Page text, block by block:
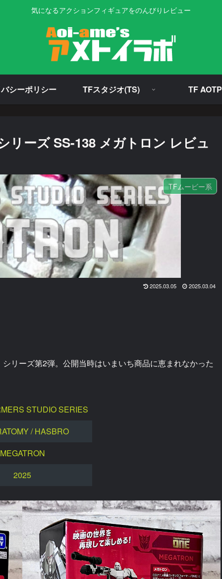
気になるアクションフィギュアをのんびりレビュー
シーポリシー TFスタジオ(TS) TF AOTP
リーズ SS-138 メガトロン レビュ
TFムービー系
2025.03.05 2025.03.04
リーズ第2弾。公開当時はいまいち商品に恵まれなかった
STUDIO SERIES
/ HASBRO
MEGATRON
2025